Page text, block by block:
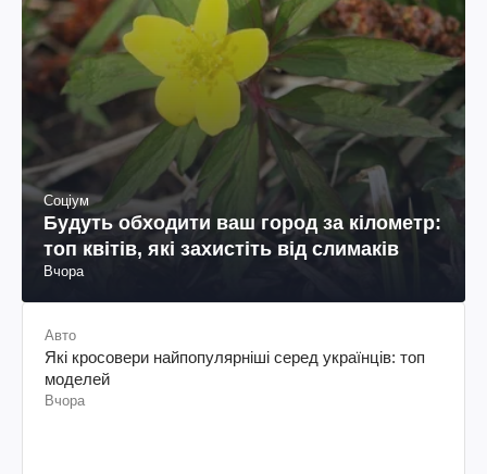
Соціум
Будуть обходити ваш город за кілометр:
топ квітів, які захистіть від слимаків
Вчора
Авто
Які кросовери найпопулярніші серед українців: топ
моделей
Вчора